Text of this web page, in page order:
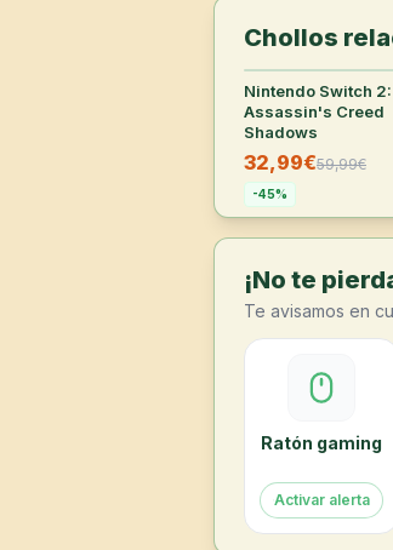
Chollos
Nintendo Switch 2:
Assassin's Creed
Shadows
32,99€59,99€
-45%
¡No te
Te avisamos en
Ratón gaming
Activar alerta